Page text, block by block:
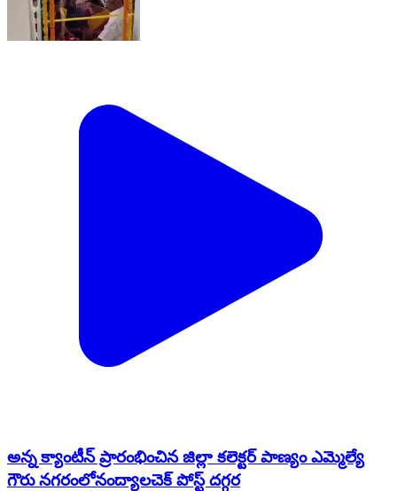
అన్న క్యాంటీన్ ప్రారంభించిన జిల్లా కలెక్టర్ పాణ్యం ఎమ్మెల్యే
గౌరు నగరంలోనంద్యాలచెక్ పోస్ట్ దగ్గర